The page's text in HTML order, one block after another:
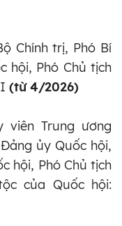
Chính trị, Phó Bí
hội, Phó Chủ tịch
(từ 4/2026)
viên Trung ương
ủy Quốc hội,
hội, Phó Chủ tịch
của Quốc hội: